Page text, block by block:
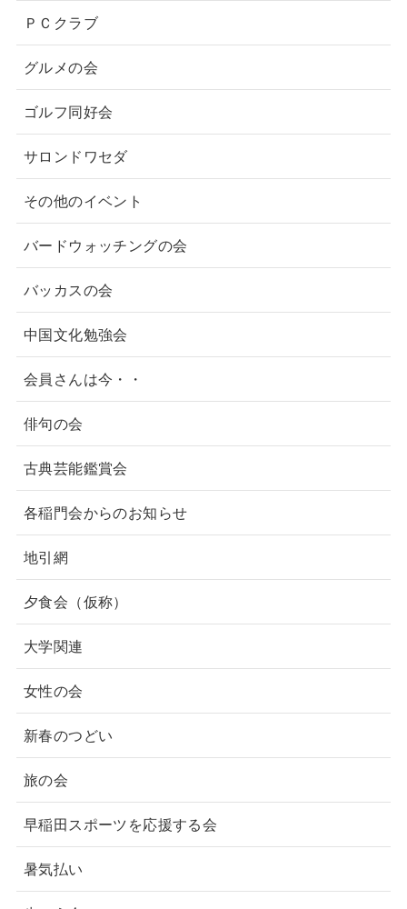
ＰＣクラブ
グルメの会
ゴルフ同好会
サロンドワセダ
その他のイベント
バードウォッチングの会
バッカスの会
中国文化勉強会
会員さんは今・・
俳句の会
古典芸能鑑賞会
各稲門会からのお知らせ
地引網
夕食会（仮称）
大学関連
女性の会
新春のつどい
旅の会
早稲田スポーツを応援する会
暑気払い